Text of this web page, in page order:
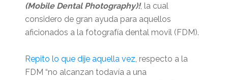
(Mobile Dental Photography)!, la cual
considero de gran ayuda para aquellos
aficionados a la fotografía dental movil (FDM).
Repito lo que dije aquella vez , respecto a la
FDM “no alcanzan todavía a una